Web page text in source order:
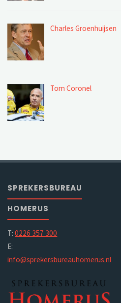
Charles Groenhuijsen
Tom Coronel
SPREKERSBUREAU
HOMERUS
T:0226 357 300
E:
info@sprekersbureauhomerus.nl